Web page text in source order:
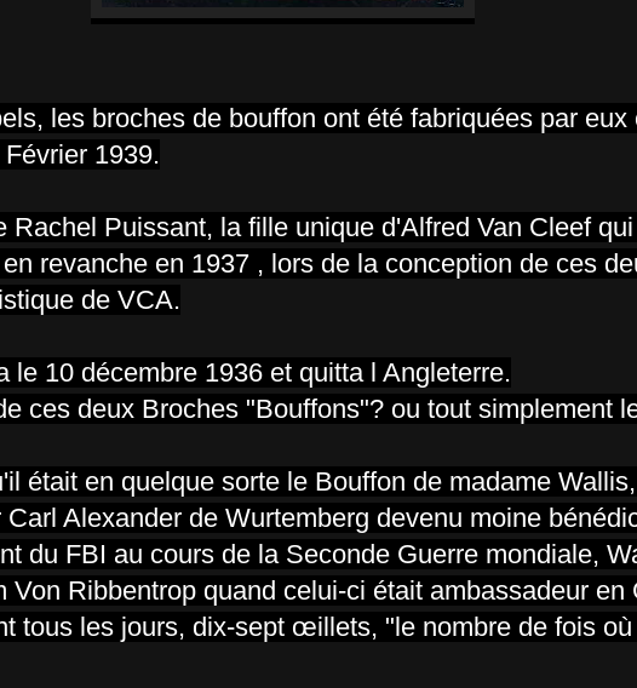
les broches de bouffon ont été fabriquées par
1939.
Rachel Puissant, la fille unique d'Alfred Van Cleef
revanche en 1937 , lors de la conception de ces
de VCA.
le 10 décembre 1936 et quitta l Angleterre.
ces deux Broches "Bouffons"? ou tout simplement
était en quelque sorte le Bouffon de madame
Alexander de Wurtemberg devenu moine
du FBI au cours de la Seconde Guerre mondiale,
Von Ribbentrop quand celui-ci était ambassadeur en
tous les jours, dix-sept œillets, "le nombre de fois